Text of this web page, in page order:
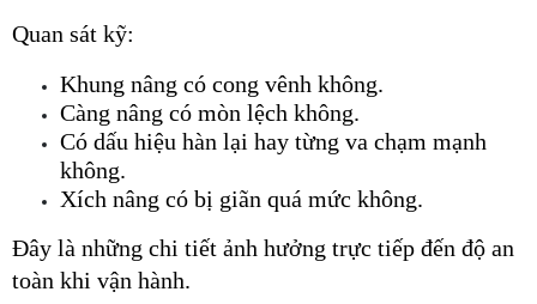
Quan sát kỹ:
Khung nâng có cong vênh không.
Càng nâng có mòn lệch không.
Có dấu hiệu hàn lại hay từng va chạm mạnh
không.
Xích nâng có bị giãn quá mức không.
Đây là những chi tiết ảnh hưởng trực tiếp đến độ an
toàn khi vận hành.